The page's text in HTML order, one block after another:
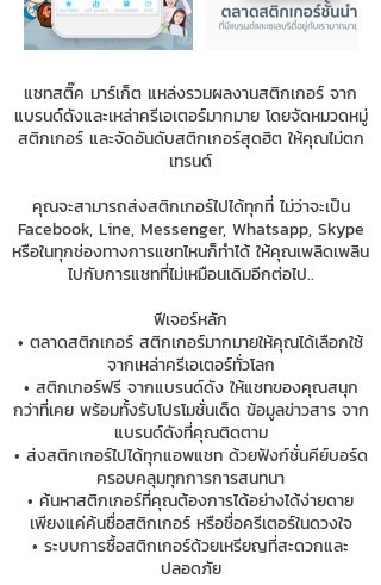
แชทสติ๊ค มาร์เก็ต แหล่งรวมผลงานสติกเกอร์ จาก
แบรนด์ดังและเหล่าครีเอเตอร์มากมาย โดยจัดหมวดหมู่
สติกเกอร์ และจัดอันดับสติกเกอร์สุดฮิต ให้คุณไม่ตก
เทรนด์
คุณจะสามารถส่งสติกเกอร์ไปได้ทุกที่ ไม่ว่าจะเป็น
Facebook, Line, Messenger, Whatsapp, Skype
หรือในทุกช่องทางการแชทไหนก็ทำได้ ให้คุณเพลิดเพลิน
ไปกับการแชทที่ไม่เหมือนเดิมอีกต่อไป..
ฟีเจอร์หลัก
• ตลาดสติกเกอร์ สติกเกอร์มากมายให้คุณได้เลือกใช้
จากเหล่าครีเอเตอร์ทั่วโลก
• สติกเกอร์ฟรี จากแบรนด์ดัง ให้แชทของคุณสนุก
กว่าที่เคย พร้อมทั้งรับโปรโมชั่นเด็ด ข้อมูลข่าวสาร จาก
แบรนด์ดังที่คุณติดตาม
• ส่งสติกเกอร์ไปได้ทุกแอพแชท ด้วยฟังก์ชั่นคีย์บอร์ด
ครอบคลุมทุกการการสนทนา
• ค้นหาสติกเกอร์ที่คุณต้องการได้อย่างได้ง่ายดาย
เพียงแค่ค้นชื่อสติกเกอร์ หรือชื่อครีเตอร์ในดวงใจ
• ระบบการซื้อสติกเกอร์ด้วยเหรียญที่สะดวกและ
ปลอดภัย